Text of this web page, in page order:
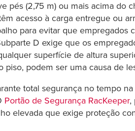
pés (2,75 m) ou mais acima do
acesso à carga entregue ou
para evitar que empregados
D exige que os
superfície de altura
podem ser uma causa de
total segurança no tempo
Portão de Segurança RacKeeper,
elevada que exige proteção